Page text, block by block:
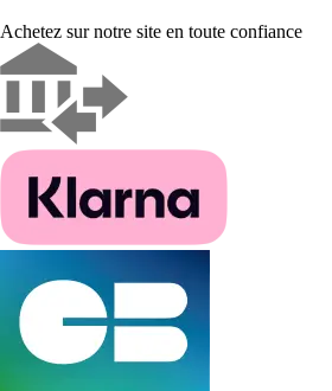
Achetez sur notre site en toute confiance